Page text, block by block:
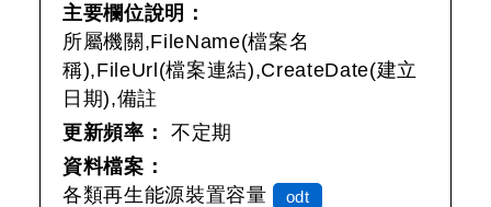
主要欄位說明：
所屬機關,FileName(檔案名
稱),FileUrl(檔案連結),CreateDate(建立
日期),備註
更新頻率：
不定期
資料檔案：
各類再生能源裝置容量
odt